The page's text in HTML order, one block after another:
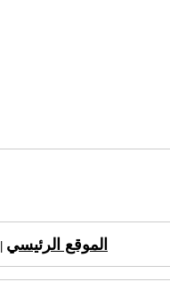
الموقع الرئيسي